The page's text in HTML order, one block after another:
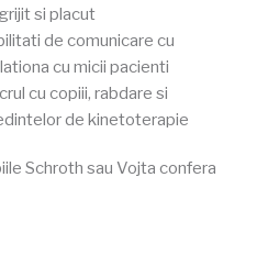
si placut
de comunicare cu
cu micii pacienti
cu copiii, rabdare si
de kinetoterapie
Schroth sau Vojta confera